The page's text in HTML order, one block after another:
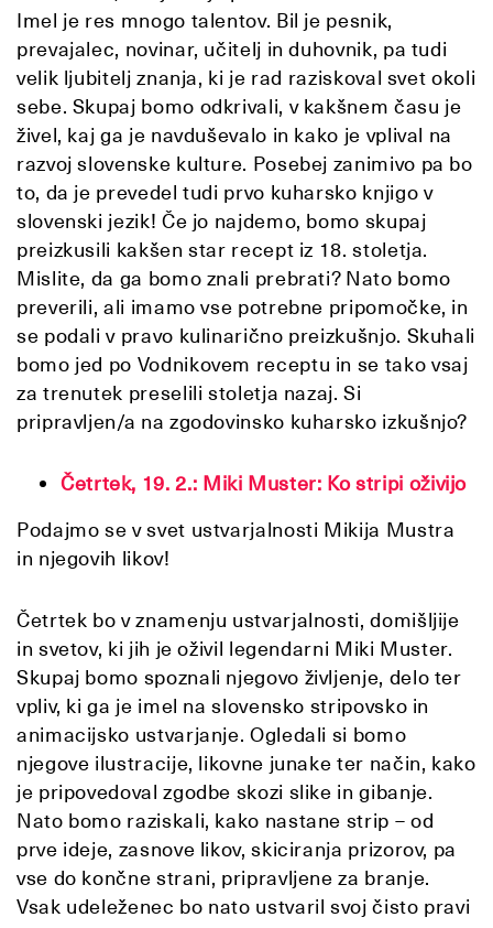
Imel je res mnogo talentov. Bil je pesnik,
prevajalec, novinar, učitelj in duhovnik, pa tudi
velik ljubitelj znanja, ki je rad raziskoval svet okoli
sebe. Skupaj bomo odkrivali, v kakšnem času je
živel, kaj ga je navduševalo in kako je vplival na
razvoj slovenske kulture. Posebej zanimivo pa bo
to, da je prevedel tudi prvo kuharsko knjigo v
slovenski jezik! Če jo najdemo, bomo skupaj
preizkusili kakšen star recept iz 18. stoletja.
Mislite, da ga bomo znali prebrati? Nato bomo
preverili, ali imamo vse potrebne pripomočke, in
se podali v pravo kulinarično preizkušnjo. Skuhali
bomo jed po Vodnikovem receptu in se tako vsaj
za trenutek preselili stoletja nazaj. Si
pripravljen/a na zgodovinsko kuharsko izkušnjo?
Četrtek, 19. 2.: Miki Muster: Ko stripi oživijo
Podajmo se v svet ustvarjalnosti Mikija Mustra
in njegovih likov!
Četrtek bo v znamenju ustvarjalnosti, domišljije
in svetov, ki jih je oživil legendarni Miki Muster.
Skupaj bomo spoznali njegovo življenje, delo ter
vpliv, ki ga je imel na slovensko stripovsko in
animacijsko ustvarjanje. Ogledali si bomo
njegove ilustracije, likovne junake ter način, kako
je pripovedoval zgodbe skozi slike in gibanje.
Nato bomo raziskali, kako nastane strip – od
prve ideje, zasnove likov, skiciranja prizorov, pa
vse do končne strani, pripravljene za branje.
Vsak udeleženec bo nato ustvaril svoj čisto pravi